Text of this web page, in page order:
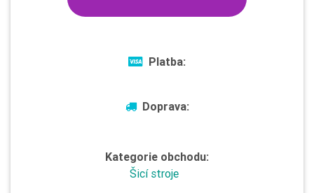
Platba:
Doprava:
Kategorie obchodu:
Šicí stroje